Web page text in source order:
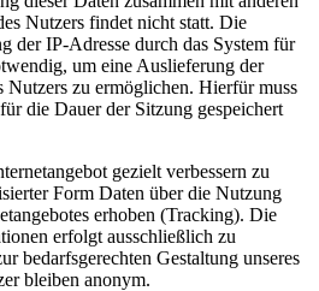
Nutzers findet nicht statt. Die
der IP-Adresse durch das System für
um eine Auslieferung der
Nutzers zu ermöglichen. Hierfür muss
die Dauer der Sitzung gespeichert
gezielt verbessern zu
Form Daten über die Nutzung
erhoben (Tracking). Die
erfolgt ausschließlich zu
bedarfsgerechten Gestaltung unseres
bleiben anonym.